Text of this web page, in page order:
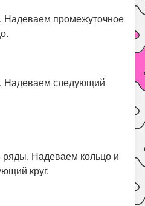
Надеваем промежуточное
Надеваем следующий
Надеваем кольцо и
круг.